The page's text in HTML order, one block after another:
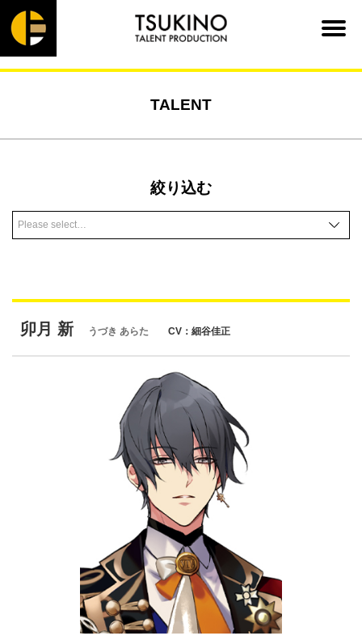
TALENT
絞り込む
卯月 新 うづき あらた CV：細谷佳正